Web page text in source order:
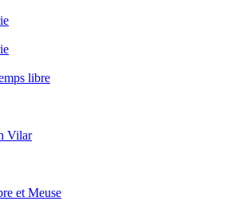
libre
Vilar
et Meuse